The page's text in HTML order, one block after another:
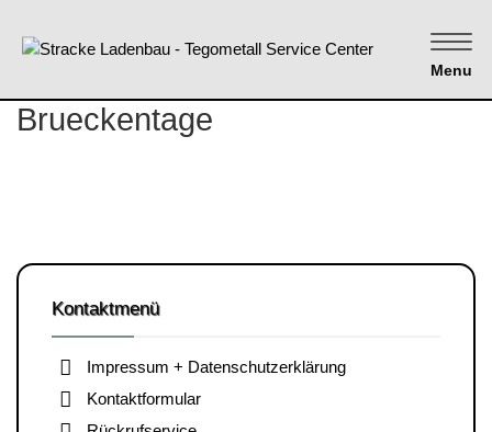
Menu
Brueckentage
Kontaktmenü
Impressum + Datenschutzerklärung
Kontaktformular